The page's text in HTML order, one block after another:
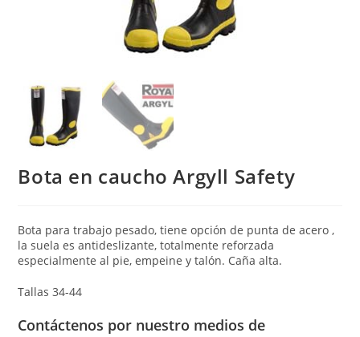
Bota en caucho Argyll Safety
Bota para trabajo pesado, tiene opción de punta de acero ,
la suela es antideslizante, totalmente reforzada
especialmente al pie, empeine y talón. Caña alta.
Tallas 34-44
Contáctenos por nuestro medios de